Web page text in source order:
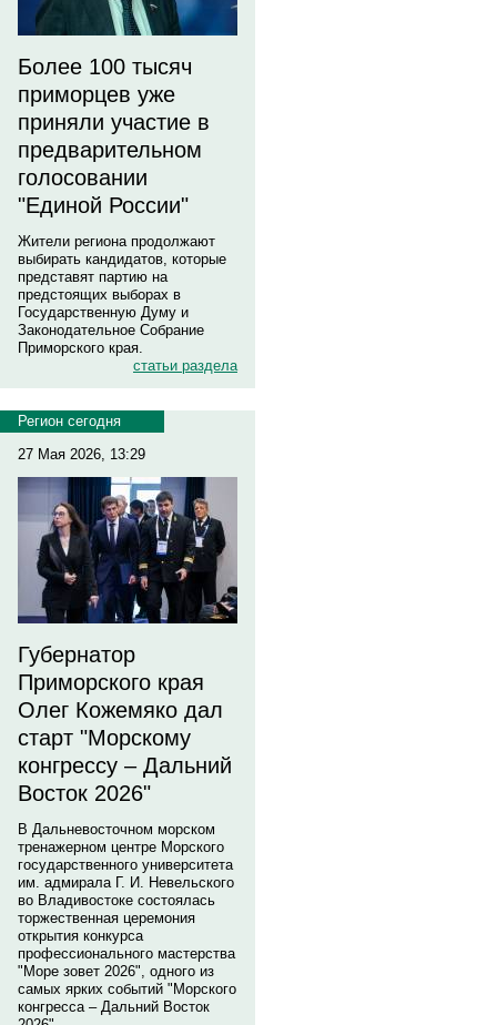
Более 100 тысяч
приморцев уже
приняли участие в
предварительном
голосовании
"Единой России"
Жители региона продолжают
выбирать кандидатов, которые
представят партию на
предстоящих выборах в
Государственную Думу и
Законодательное Собрание
Приморского края.
статьи раздела
Регион сегодня
27 Мая 2026, 13:29
Губернатор
Приморского края
Олег Кожемяко дал
старт "Морскому
конгрессу – Дальний
Восток 2026"
В Дальневосточном морском
тренажерном центре Морского
государственного университета
им. адмирала Г. И. Невельского
во Владивостоке состоялась
торжественная церемония
открытия конкурса
профессионального мастерства
"Море зовет 2026", одного из
самых ярких событий "Морского
конгресса – Дальний Восток